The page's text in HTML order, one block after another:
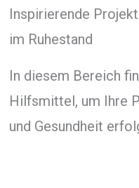
Inspirierende
im Ruhestand
In diesem Bereich
Hilfsmittel, um Ihre
und Gesundheit